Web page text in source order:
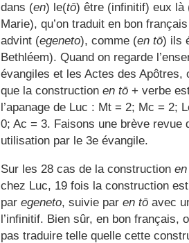
dans (en) le(tō) être (infinitif) eux là
Marie), qu’on traduit en bon
advint (egeneto), comme (en tō) ils
Bethléem). Quand on regarde
évangiles et les Actes des Apôtres,
que la construction en tō + verbe
l’apanage de Luc : Mt = 2; Mc = 2;
0; Ac = 3. Faisons une brève revue
utilisation par le 3e évangile.
Sur les 28 cas de la construction
chez Luc, 19 fois la construction
par egeneto, suivie par en tō avec
l’infinitif. Bien sûr, en bon français,
pas traduire telle quelle cette